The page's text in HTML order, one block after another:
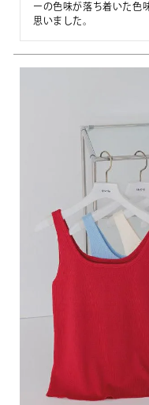
ーの色味が落ち着いた色
思いました。